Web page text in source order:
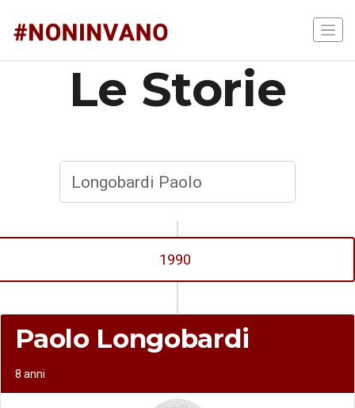
Le Storie
1990
Paolo Longobardi
8 anni